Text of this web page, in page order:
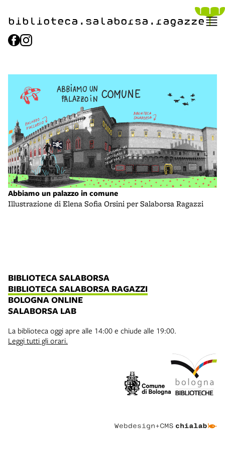
biblioteca.​salaborsa.ragazze
Abbiamo un palazzo in comune
Illustrazione di Elena Sofia Orsini per Salaborsa Ragazzi
BIBLIOTECA SALABORSA
BIBLIOTECA SALABORSA RAGAZZI
BOLOGNA ONLINE
SALABORSA LAB
La biblioteca oggi apre alle 14:00 e chiude alle 19:00.
Leggi tutti gli orari.